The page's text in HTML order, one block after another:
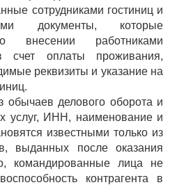
сотрудниками гостиниц и
документы, которые
о внесении работниками
счет оплаты проживания,
реквизиты и указание на
обычаев делового оборота и
услуг, ИНН, наименование и
известными только из
выданных после оказания
командированные лица не
контрагента в